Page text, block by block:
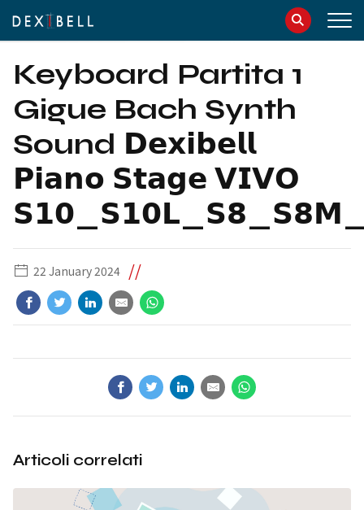
086181241
Keyboard Partita 1
Gigue Bach Synth
Sound 𝗗𝗲𝘅𝗶𝗯𝗲𝗹𝗹
𝗣𝗶𝗮𝗻𝗼 𝗦𝘁𝗮𝗴𝗲 𝗩𝗜𝗩𝗢
22 January 2024 //
Articoli correlati